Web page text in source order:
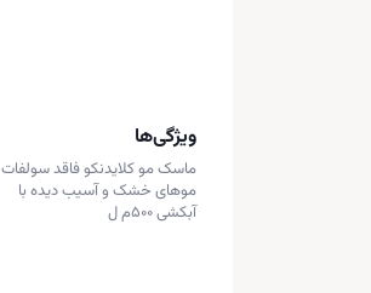
ویژگی‌ها
ماسک مو کلایدنکو فاقد سولفات
موهای خشک و آسیب دیده با
آبکشی 500م ل